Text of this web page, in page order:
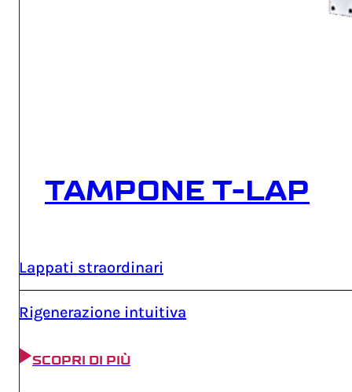
TAMPONE T-LAP
Lappati straordinari
Rigenerazione intuitiva
SCOPRI DI PIÙ